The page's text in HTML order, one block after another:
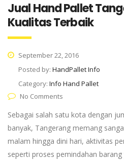
Jual Hand Pallet
Kualitas Terbaik
September 22, 2016
Posted by: HandPallet Info
Category: Info Hand Pallet
No Comments
Sebagai salah satu kota dengan
banyak, Tangerang memang
malam hingga dini hari, aktivitas
seperti proses pemindahan